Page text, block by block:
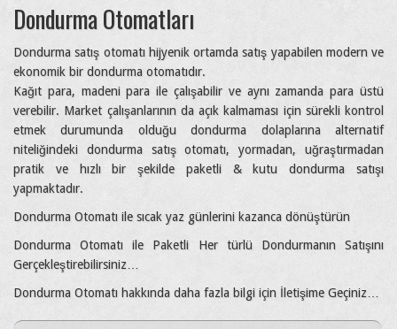
Dondurma Otomatları
Dondurma satış otomatı hijyenik ortamda satış yapabilen modern ve
ekonomik bir dondurma otomatıdır.
Kağıt para, madeni para ile çalışabilir ve aynı zamanda para üstü
verebilir. Market çalışanlarının da açık kalmaması için sürekli kontrol
etmek durumunda olduğu dondurma dolaplarına alternatif
niteliğindeki dondurma satış otomatı, yormadan, uğraştırmadan
pratik ve hızlı bir şekilde paketli & kutu dondurma satışı
yapmaktadır.
Dondurma Otomatı ile sıcak yaz günlerini kazanca dönüştürün
Dondurma Otomatı ile Paketli Her türlü Dondurmanın Satışını
Gerçekleştirebilirsiniz…
Dondurma Otomatı hakkında daha fazla bilgi için İletişime Geçiniz…